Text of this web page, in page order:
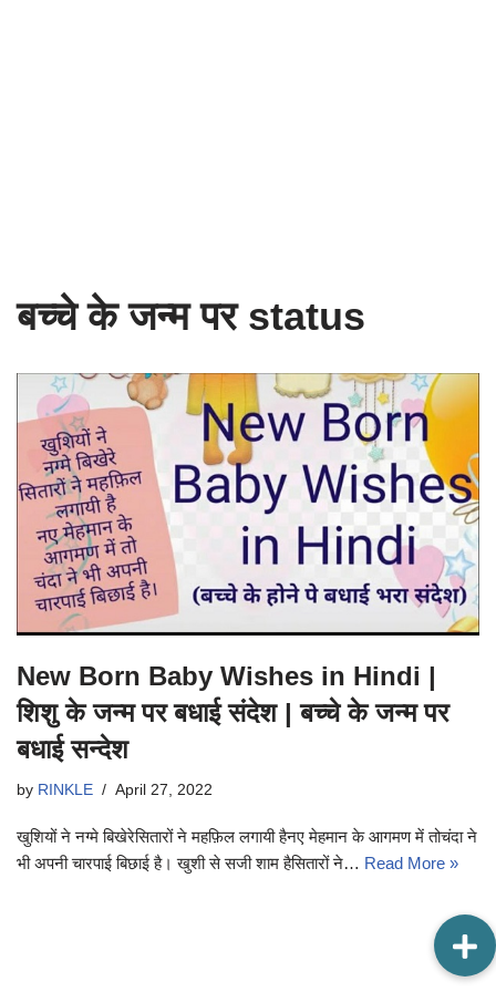
बच्चे के जन्म पर status
New Born Baby Wishes in Hindi |
शिशु के जन्म पर बधाई संदेश | बच्चे के जन्म पर
बधाई सन्देश
by RINKLE April 27, 2022
खुशियों ने नग्मे बिखेरेसितारों ने महफ़िल लगायी हैनए मेहमान के आगमण में तोचंदा ने
भी अपनी चारपाई बिछाई है। खुशी से सजी शाम हैसितारों ने… Read More »